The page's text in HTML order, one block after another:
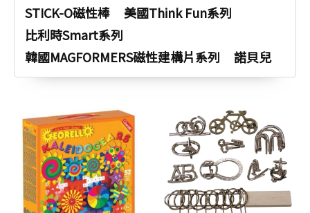
STICK-O磁性棒
美國Think Fun系列
比利時Smart系列
韓國MAGFORMERS磁性建構片系列
諾貝兒